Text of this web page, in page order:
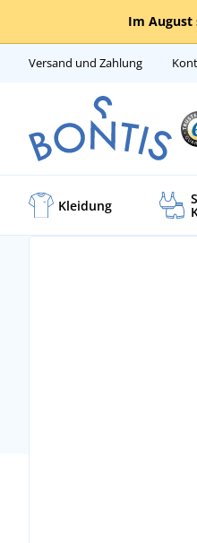
Im August
Versand und Zahlung
Kleidung